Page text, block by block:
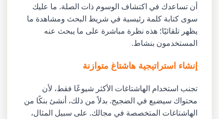
أن تساعدك في اكتشاف الوسوم ذات الصلة. ما عليك
سوى كتابة كلمة رئيسية في شريط البحث ومشاهدة ما
يظهر تلقائيًا؛ هذه نظرة مباشرة على ما يبحث عنه
المستخدمون بنشاط.
إنشاء استراتيجية هاشتاغ متوازنة
تجنب استخدام الهاشتاغات الأكثر شيوعًا فقط، لأن
محتواك سيضيع في الضجيج. بدلاً من ذلك، أنشئ بنكًا من
الهاشتاغات المتخصصة في مجالك. على سبيل المثال،